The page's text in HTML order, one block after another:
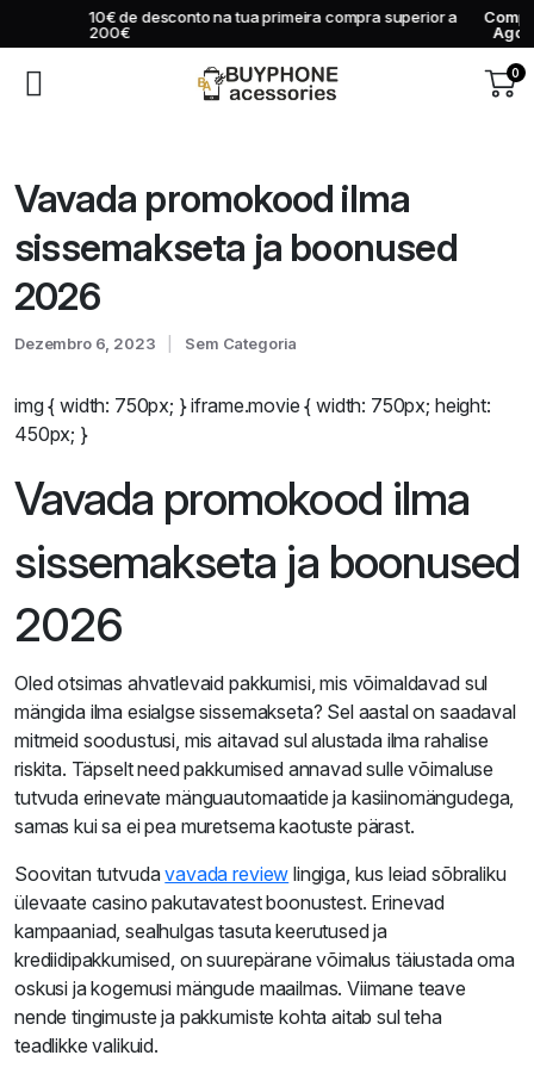
10€ de desconto na tua primeira compra superior a
Comprar
0
Vavada promokood ilma
sissemakseta ja boonused
2026
Dezembro 6, 2023 Sem Categoria
img { width: 750px; } iframe.movie { width: 750px; height:
450px; }
Vavada promokood ilma
sissemakseta ja boonused
2026
Oled otsimas ahvatlevaid pakkumisi, mis võimaldavad sul
mängida ilma esialgse sissemakseta? Sel aastal on saadaval
mitmeid soodustusi, mis aitavad sul alustada ilma rahalise
riskita. Täpselt need pakkumised annavad sulle võimaluse
tutvuda erinevate mänguautomaatide ja kasiinomängudega,
samas kui sa ei pea muretsema kaotuste pärast.
Soovitan tutvudavavada review lingiga, kus leiad sõbraliku
ülevaate casino pakutavatest boonustest. Erinevad
kampaaniad, sealhulgas tasuta keerutused ja
krediidipakkumised, on suurepärane võimalus täiustada oma
oskusi ja kogemusi mängude maailmas. Viimane teave
nende tingimuste ja pakkumiste kohta aitab sul teha
teadlikke valikuid.